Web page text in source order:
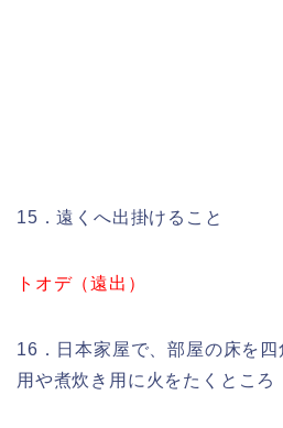
15．遠くへ出掛けること
トオデ（遠出）
16．日本家屋で、部屋の床を
用や煮炊き用に火をたくところ